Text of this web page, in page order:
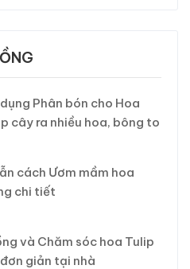
Phân bón cho Hoa
cây ra nhiều hoa, bông to
cách Ươm mầm hoa
chi tiết
và Chăm sóc hoa Tulip
giản tại nhà